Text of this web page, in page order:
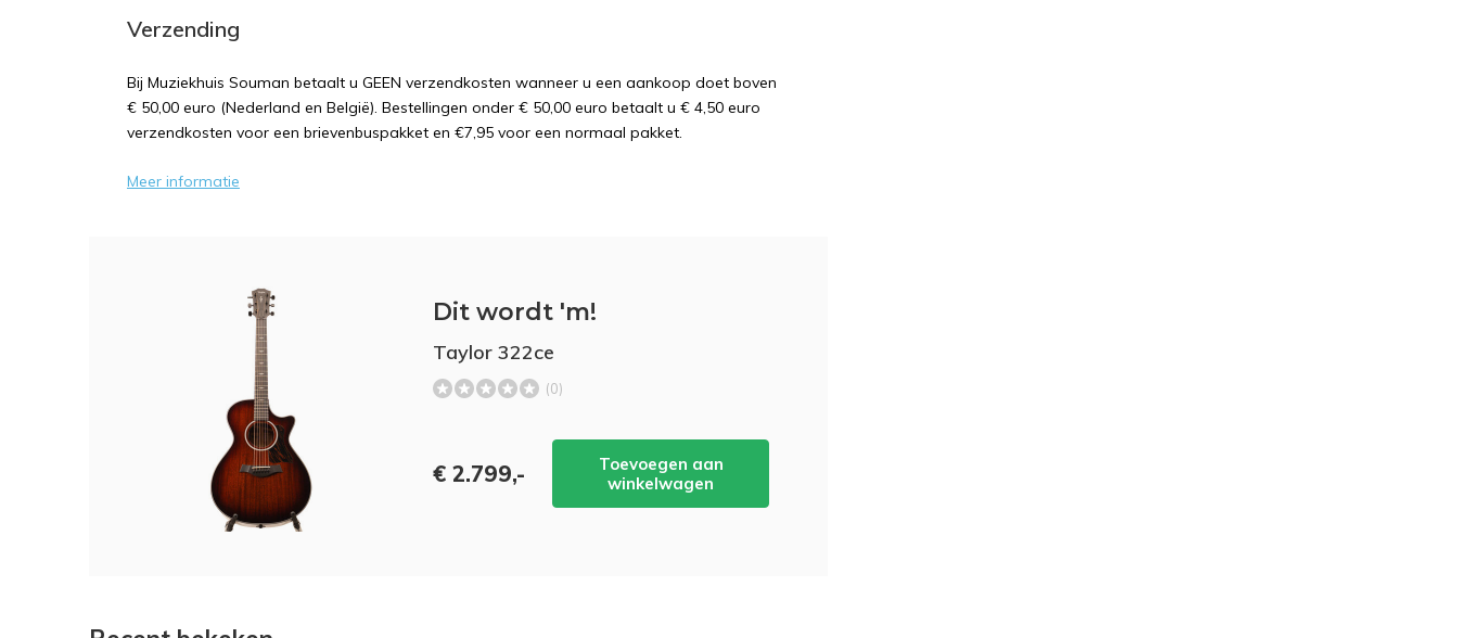
Verzending
Bij Muziekhuis Souman betaalt u GEEN verzendkosten wanneer u een aankoop doet boven
€ 50,00 euro (Nederland en België). Bestellingen onder € 50,00 euro betaalt u € 4,50 euro
verzendkosten voor een brievenbuspakket en €7,95 voor een normaal pakket.
Meer informatie
Dit wordt 'm!
Taylor 322ce
(0)
€ 2.799,-
Toevoegen aan
winkelwagen